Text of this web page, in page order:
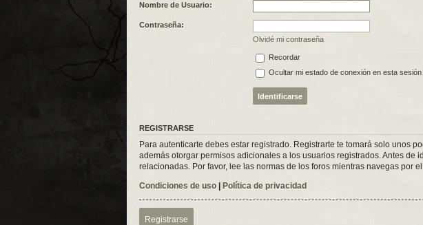
Nombre de Usuario:
Contraseña:
Olvidé mi contraseña
Recordar
Ocultar mi estado de conexión en esta sesión
REGISTRARSE
Para autenticarte debes estar registrado. Registrarte te tomará solo unos
además otorgar permisos adicionales a los usuarios registrados. Antes
relacionadas. Por favor, lee las normas de los foros mientras navegas por el
Condiciones de uso | Política de privacidad
Registrarse